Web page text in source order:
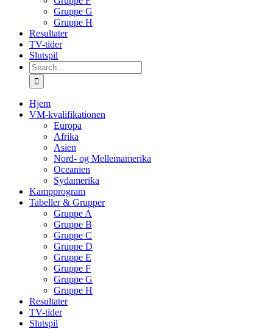
Gruppe G
Gruppe H
Resultater
TV-tider
Slutspil
Search
for:
Hjem
VM-kvalifikationen
Europa
Afrika
Asien
Nord- og Mellemamerika
Oceanien
Sydamerika
Kampprogram
Tabeller & Grupper
Gruppe A
Gruppe B
Gruppe C
Gruppe D
Gruppe E
Gruppe F
Gruppe G
Gruppe H
Resultater
TV-tider
Slutspil